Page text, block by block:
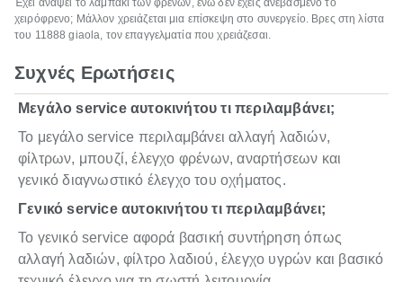
Έχει ανάψει το λαμπάκι των φρένων, ενώ δεν έχεις ανεβασμένο το
χειρόφρενο; Μάλλον χρειάζεται μια επίσκεψη στο συνεργείο. Βρες στη λίστα
του 11888 giaola, τον επαγγελματία που χρειάζεσαι.
Συχνές Ερωτήσεις
Μεγάλο service αυτοκινήτου τι περιλαμβάνει;
Το μεγάλο service περιλαμβάνει αλλαγή λαδιών,
φίλτρων, μπουζί, έλεγχο φρένων, αναρτήσεων και
γενικό διαγνωστικό έλεγχο του οχήματος.
Γενικό service αυτοκινήτου τι περιλαμβάνει;
Το γενικό service αφορά βασική συντήρηση όπως
αλλαγή λαδιών, φίλτρο λαδιού, έλεγχο υγρών και βασικό